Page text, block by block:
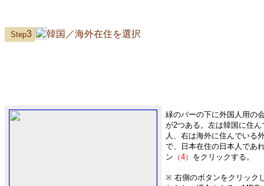
Step3 韓国／海外在住を選択
緑のバーの下に外国人用の
が2つある。左は韓国に住ん
人、右は海外に住んでいる
で、日本在住の日本人であ
ン （4） をクリックする。
※ 右側のボタンをクリック